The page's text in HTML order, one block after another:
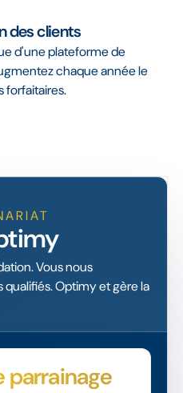
des clients
d'une plateforme de
chaque année le
forfaitaires.
Vous nous
Optimy et gère la
parrainage